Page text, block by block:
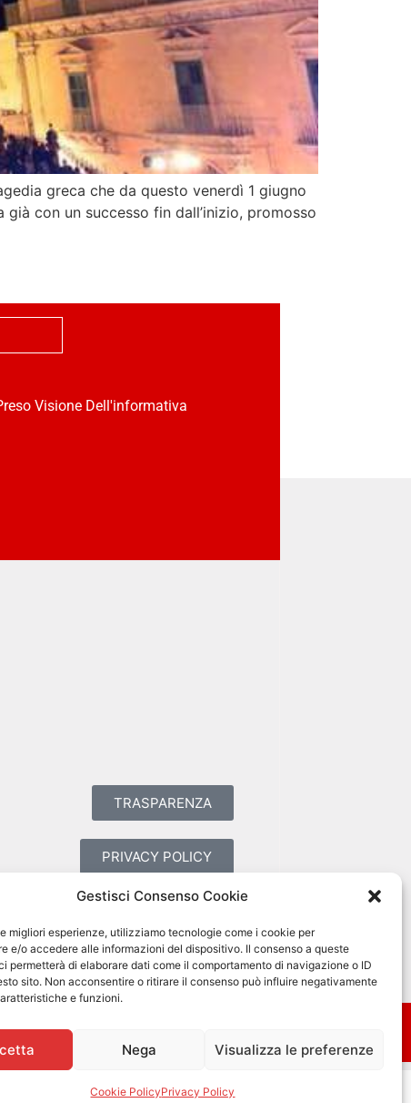
Gestisci Consenso Cookie
migliori esperienze, utilizziamo tecnologie come i cookie per
e/o accedere alle informazioni del dispositivo. Il consenso a queste
permetterà di elaborare dati come il comportamento di navigazione o ID
sito. Non acconsentire o ritirare il consenso può influire negativamente
e funzioni.
Nega Visualizza le preferenze
Cookie PolicyPrivacy Policy
greca che da questo venerdì 1 giugno
con un successo fin dall’inizio, promosso
Visione Dell'informativa
TRASPARENZA
PRIVACY POLICY